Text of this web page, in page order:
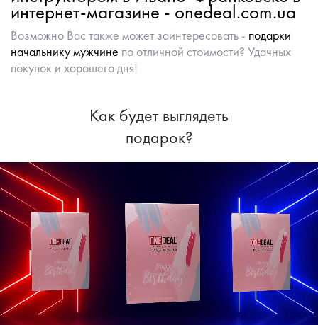
интернет-магазине - onedeal.com.ua
Возможно Вас также может заинтересовать - подарки
начальнику мужчине по отличной стоимости? Удачных
покупок и хорошего дня!
Как будет выглядеть
подарок?